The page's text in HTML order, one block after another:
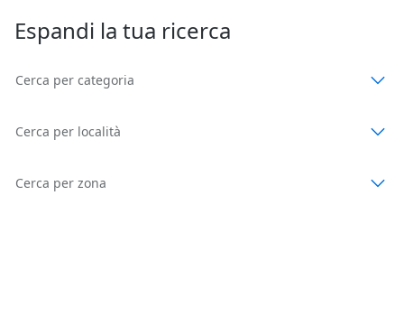
Espandi la tua ricerca
Cerca per categoria
Cerca per località
Cerca per zona